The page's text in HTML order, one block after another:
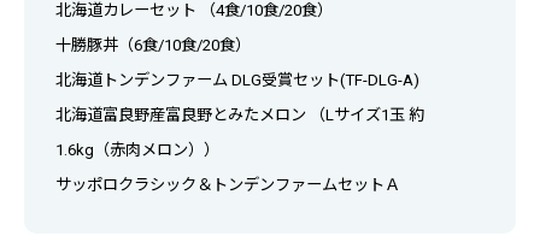
北海道カレーセット （4食/10食/20食）
十勝豚丼（6食/10食/20食）
北海道トンデンファーム DLG受賞セット(TF-DLG-A)
北海道富良野産富良野とみたメロン （Lサイズ1玉 約
1.6kg（赤肉メロン））
サッポロクラシック＆トンデンファームセットＡ